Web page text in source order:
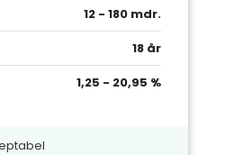
12 - 180 mdr.
18 år
1,25 - 20,95 %